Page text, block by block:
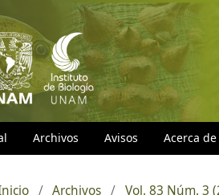
Archivos Avisos Acerca de
/ Archivos / Vol. 83 Núm. 3